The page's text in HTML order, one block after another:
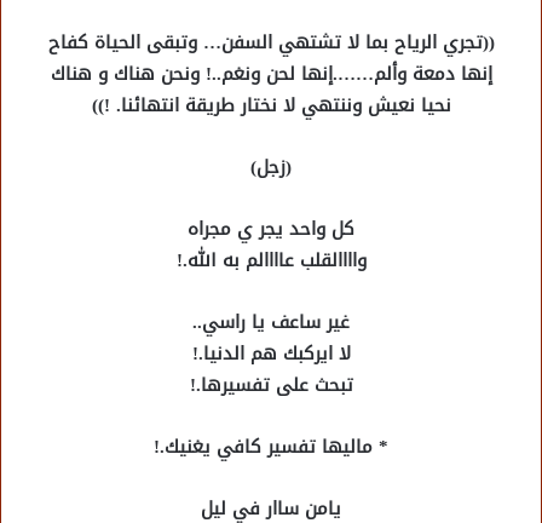
((تجري الرياح بما لا تشتهي السفن… وتبقى الحياة كفاح
إنها دمعة وألم…….إنها لحن ونغم..! ونحن هناك و هناك
نحيا نعيش وننتهي لا نختار طريقة انتهائنا. !))
(زجل)
كل واحد يجر ي مجراه
واااالقلب عاااالم به الله.!
غير ساعف يا راسي..
لا ايركبك هم الدنيا.!
تبحث على تفسيرها.!
* ماليها تفسير كافي يغنيك.!
يامن ساار في ليل